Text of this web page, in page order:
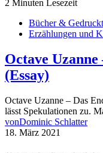
2 Minuten Lesezeit
Bücher &
Erzählungen und
Octave
(Essay)
Octave Uzanne – Das
lässt Spekulationen zu.
vonDominic Schlatter
18. März 2021